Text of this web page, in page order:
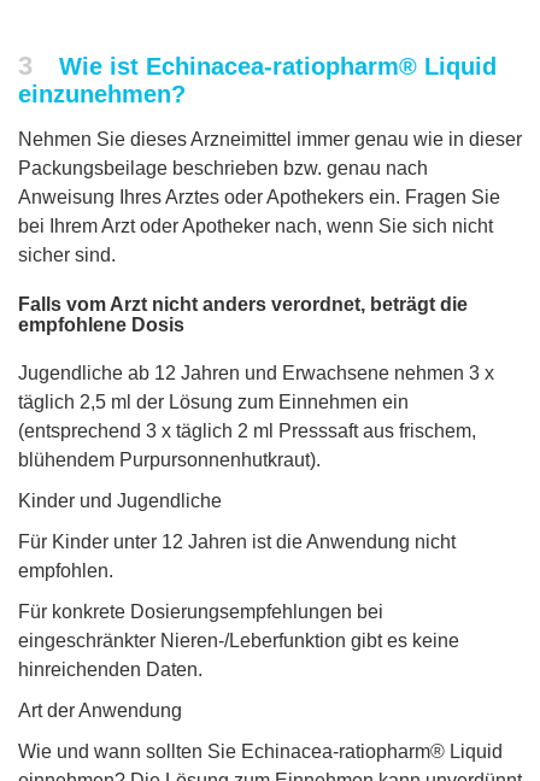
3
Wie ist Echinacea-ratiopharm® Liquid
einzunehmen?
Nehmen Sie dieses Arzneimittel immer genau wie in dieser
Packungsbeilage beschrieben bzw. genau nach
Anweisung Ihres Arztes oder Apothekers ein. Fragen Sie
bei Ihrem Arzt oder Apotheker nach, wenn Sie sich nicht
sicher sind.
Falls vom Arzt nicht anders verordnet, beträgt die
empfohlene Dosis
Jugendliche ab 12 Jahren und Erwachsene nehmen 3 x
täglich 2,5 ml der Lösung zum Einnehmen ein
(entsprechend 3 x täglich 2 ml Presssaft aus frischem,
blühendem Purpursonnenhutkraut).
Kinder und Jugendliche
Für Kinder unter 12 Jahren ist die Anwendung nicht
empfohlen.
Für konkrete Dosierungsempfehlungen bei
eingeschränkter Nieren-/Leberfunktion gibt es keine
hinreichenden Daten.
Art der Anwendung
Wie und wann sollten Sie Echinacea-ratiopharm® Liquid